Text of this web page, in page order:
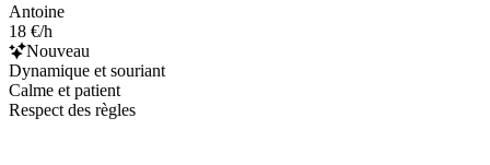
Antoine
18 €/h
Nouveau
Dynamique et souriant
Calme et patient
Respect des règles